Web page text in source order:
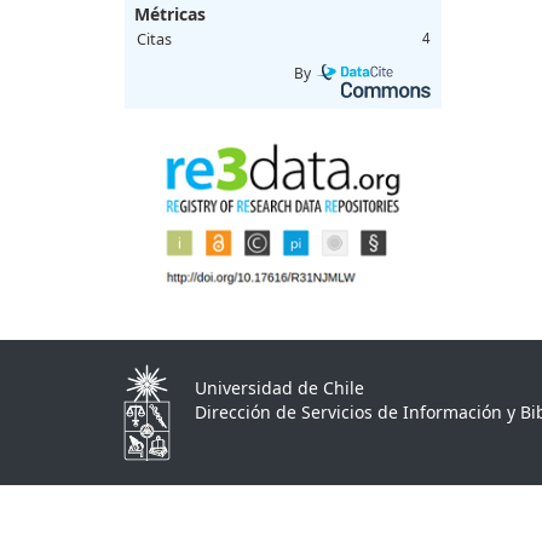
Métricas
Citas 4
By
Universidad de Chile
Dirección de Servicios de Información y